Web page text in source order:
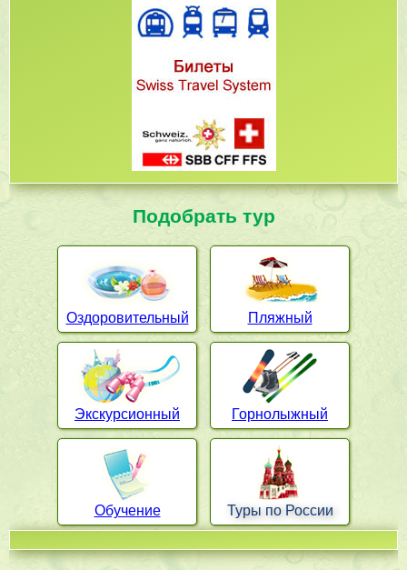
Подобрать тур
Оздоровительный Пляжный
Экскурсионный Горнолыжный
Обучение Туры по России